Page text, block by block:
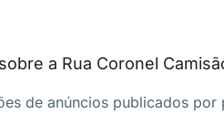
a Rua Coronel
de anúncios publicados